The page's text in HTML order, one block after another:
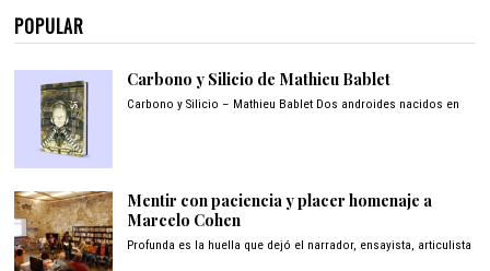
POPULAR
Carbono y Silicio de Mathieu Bablet
Carbono y Silicio – Mathieu Bablet Dos androides nacidos en
Mentir con paciencia y placer homenaje a
Marcelo Cohen
Profunda es la huella que dejó el narrador, ensayista, articulista